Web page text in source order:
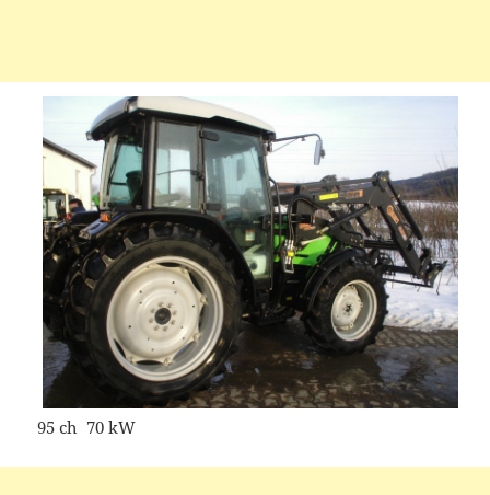
95 ch 70 kW